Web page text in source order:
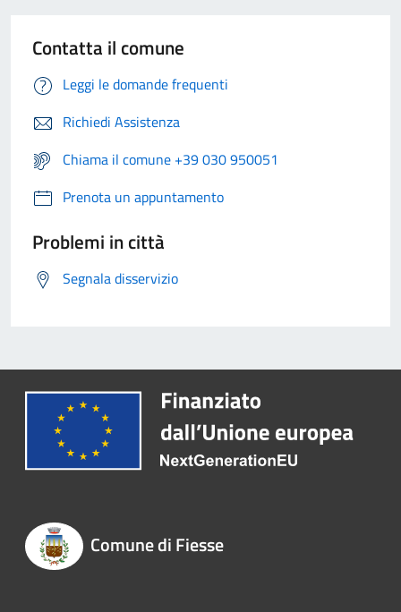
Contatta il comune
Leggi le domande frequenti
Richiedi Assistenza
Chiama il comune +39 030 950051
Prenota un appuntamento
Problemi in città
Segnala disservizio
Comune di Fiesse